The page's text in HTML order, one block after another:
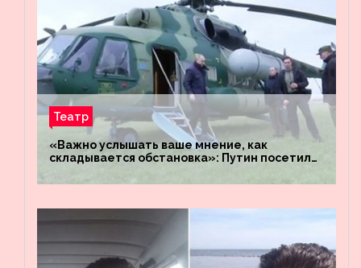
Театр
«Важно услышать ваше мнение, как
складывается обстановка»: Путин посетил
«Восток»